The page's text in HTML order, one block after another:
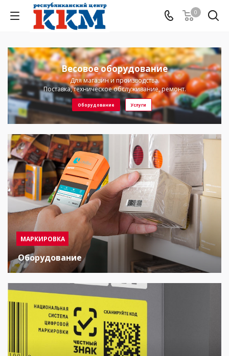
0
Весовое оборудование
Для магазин и производства.
Поставка, техническое обслуживание, ремонт.
Оборудование Услуги
МАРКИРОВКА
Оборудование